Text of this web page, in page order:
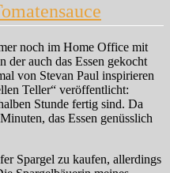
noch im Home Office mit
der auch das Essen gekocht
von Stevan Paul inspirieren
Teller“ veröffentlicht:
Stunde fertig sind. Da
das Essen genüsslich
Spargel zu kaufen, allerdings